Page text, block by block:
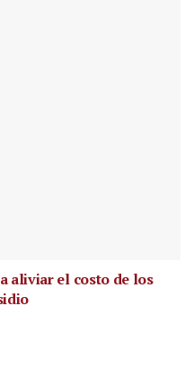
aliviar el costo de los